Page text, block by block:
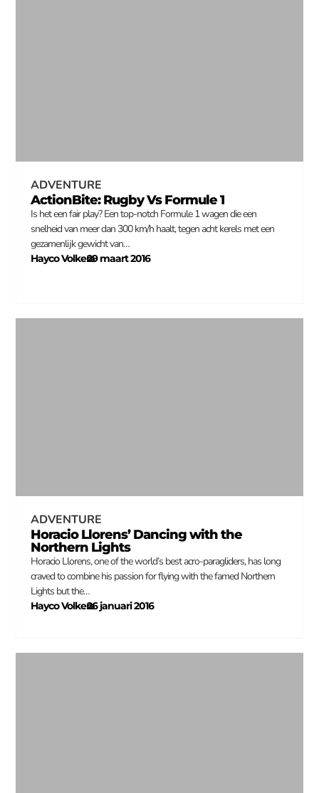
ADVENTURE
ActionBite: Rugby Vs Formule 1
Is het een fair play? Een top-notch Formule 1 wagen die een
snelheid van meer dan 300 km/h haalt, tegen acht kerels met een
gezamenlijk gewicht van…
Hayco Volkers
–
29 maart 2016
ADVENTURE
Horacio Llorens’ Dancing with the
Northern Lights
Horacio Llorens, one of the world’s best acro-paragliders, has long
craved to combine his passion for flying with the famed Northern
Lights but the…
Hayco Volkers
–
26 januari 2016